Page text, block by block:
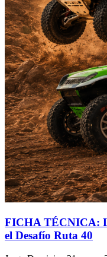
FICHA TÉCNICA:
el Desafío Ruta 40